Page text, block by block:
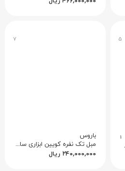
۵
۱
۷
باروس
مبل تک‌ نفره کویین ابزاری ساده
۲۴۰,۰۰۰,۰۰۰ ریال